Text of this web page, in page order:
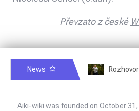
Převzato z české
News
Aiki-wiki was founded on October 31,